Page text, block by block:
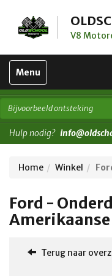
V8
Toggle
navigation
Menu
Hulp nodig?
Home Winkel
Ford -
Terug naar